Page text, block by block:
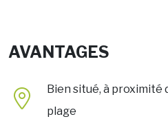
AVANTAGES
Bien situé, à proximité
plage